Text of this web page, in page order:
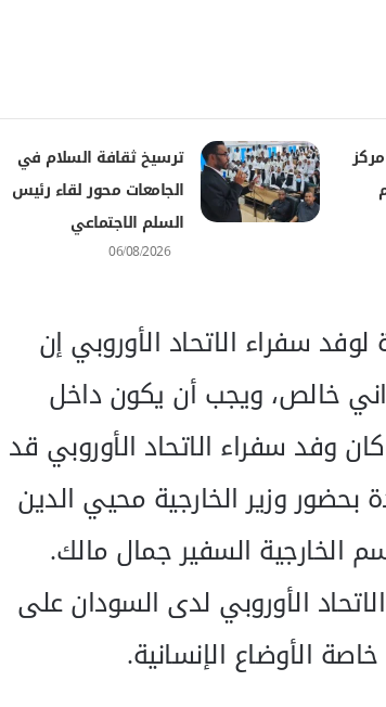
ترسيخ ثقافة السلام في
الجامعات محور لقاء رئيس
السلم الاجتماعي
06/08/2026
سفراء الاتحاد الأوروبي إن
خالص، ويجب أن يكون داخل
وفد سفراء الاتحاد الأوروبي قد
وزير الخارجية محيي الدين
الخارجية السفير جمال مالك.
الأوروبي لدى السودان على
الأوضاع الإنسانية.